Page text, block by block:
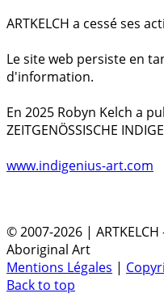
ARTKELCH a cessé ses
Le site web persiste en
d'information.
En 2025 Robyn Kelch a
ZEITGENÖSSISCHE
www.indigenius-art.com
© 2007-2026 |
Aboriginal Art
Mentions Légales |
Back to top